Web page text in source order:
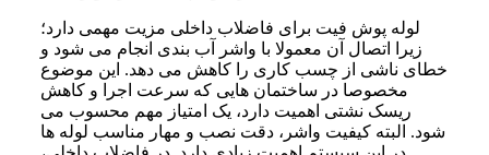
لوله پوش فیت برای فاضلاب داخلی مزیت مهمی دارد؛
زیرا اتصال آن معمولا با واشر آب بندی انجام می شود و
خطای ناشی از چسب کاری را کاهش می دهد. این موضوع
مخصوصا در ساختمان هایی که سرعت اجرا و کاهش
ریسک نشتی اهمیت دارد، یک امتیاز مهم محسوب می
شود. البته کیفیت واشر، دقت نصب و مهار مناسب لوله ها